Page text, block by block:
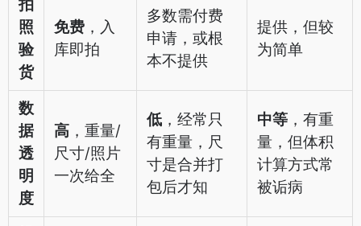
拍
照
验
货
免费 ，入
库即拍
多数需付费
申请，或根
本不提供
提供，但较
为简单
数
据
透
明
度
高 ，重量/
尺寸/照片
一次给全
低 ，经常只
有重量，尺
寸是合并打
包后才知
中等 ，有重
量，但体积
计算方式常
被诟病